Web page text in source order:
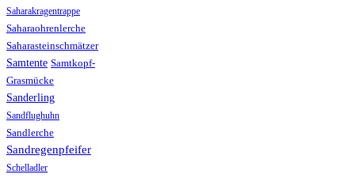
Saharakragentrappe
Saharaohrenlerche
Saharasteinschmätzer
Samtente Samtkopf-
Grasmücke
Sanderling
Sandflughuhn
Sandlerche
Sandregenpfeifer
Schelladler